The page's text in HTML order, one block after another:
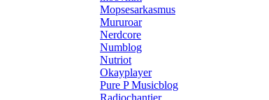
Mopsesarkasmus
Mururoar
Nerdcore
Numblog
Nutriot
Okayplayer
Pure P Musicblog
Radiochantier